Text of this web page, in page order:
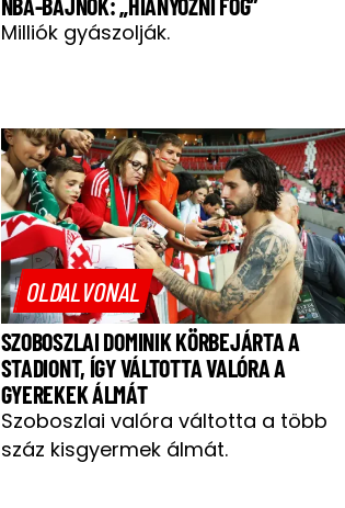
NBA-BAJNOK: „HIÁNYOZNI FOG”
Milliók gyászolják.
OLDALVONAL
SZOBOSZLAI DOMINIK KÖRBEJÁRTA A
STADIONT, ÍGY VÁLTOTTA VALÓRA A
GYEREKEK ÁLMÁT
Szoboszlai valóra váltotta a több
száz kisgyermek álmát.